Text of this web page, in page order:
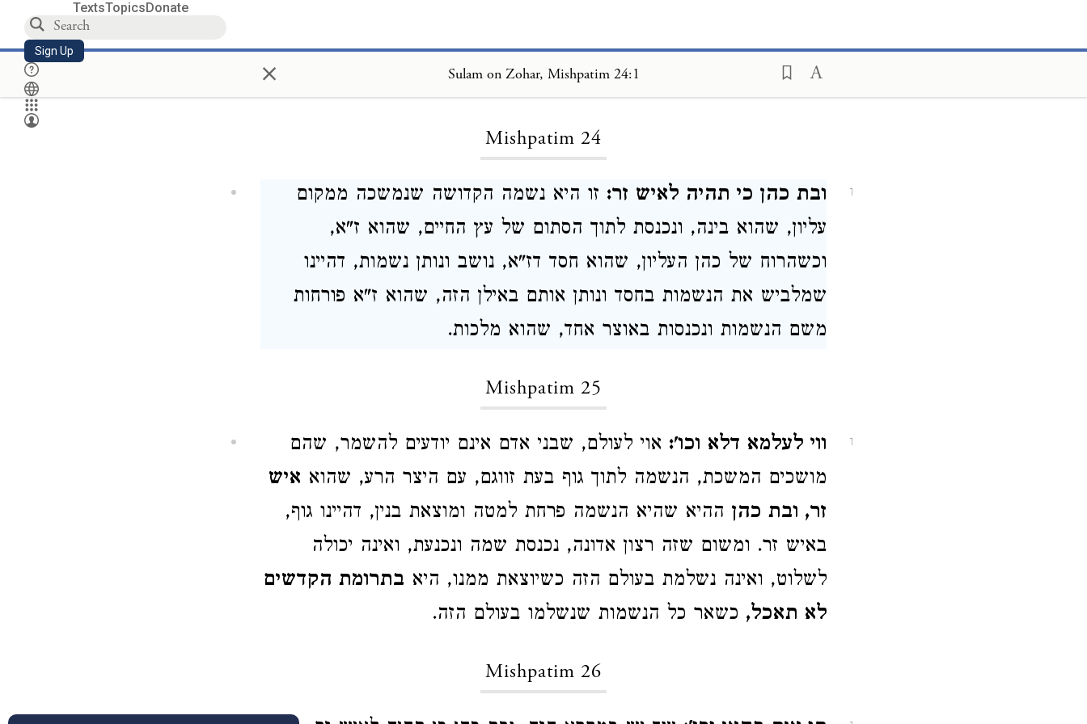
TextsTopicsDonate
Sign Up × Sulam on Zohar, Mishpatim 24:1
Mishpatim 24
1 ובת כהן כי תהיה לאיש זר: זו היא נשמה הקדושה שנמשכה ממקום
עליון, שהוא בינה, ונכנסת לתוך הסתום של עץ החיים, שהוא ז"א,
וכשהרוח של כהן העליון, שהוא חסד דז"א, נושב ונותן נשמות, דהיינו
שמלביש את הנשמות בחסד ונותן אותם באילן הזה, שהוא ז"א פורחות
משם הנשמות ונכנסות באוצר אחד, שהוא מלכות.
Mishpatim 25
1 ווי לעלמא דלא וכו': אוי לעולם, שבני אדם אינם יודעים להשמר, שהם
מושכים המשכת, הנשמה לתוך גוף בעת זווגם, עם היצר הרע, שהוא איש
זר, ובת כהן ההיא שהיא הנשמה פרחת למטה ומוצאת בנין, דהיינו גוף,
באיש זר. ומשום שזה רצון אדונה, נכנסת שמה ונכנעת, ואינה יכולה
לשלוט, ואינה נשלמת בעולם הזה כשיוצאת ממנו, היא בתרומת הקדשים
לא תאכל, כשאר כל הנשמות שנשלמו בעולם הזה.
Mishpatim 26